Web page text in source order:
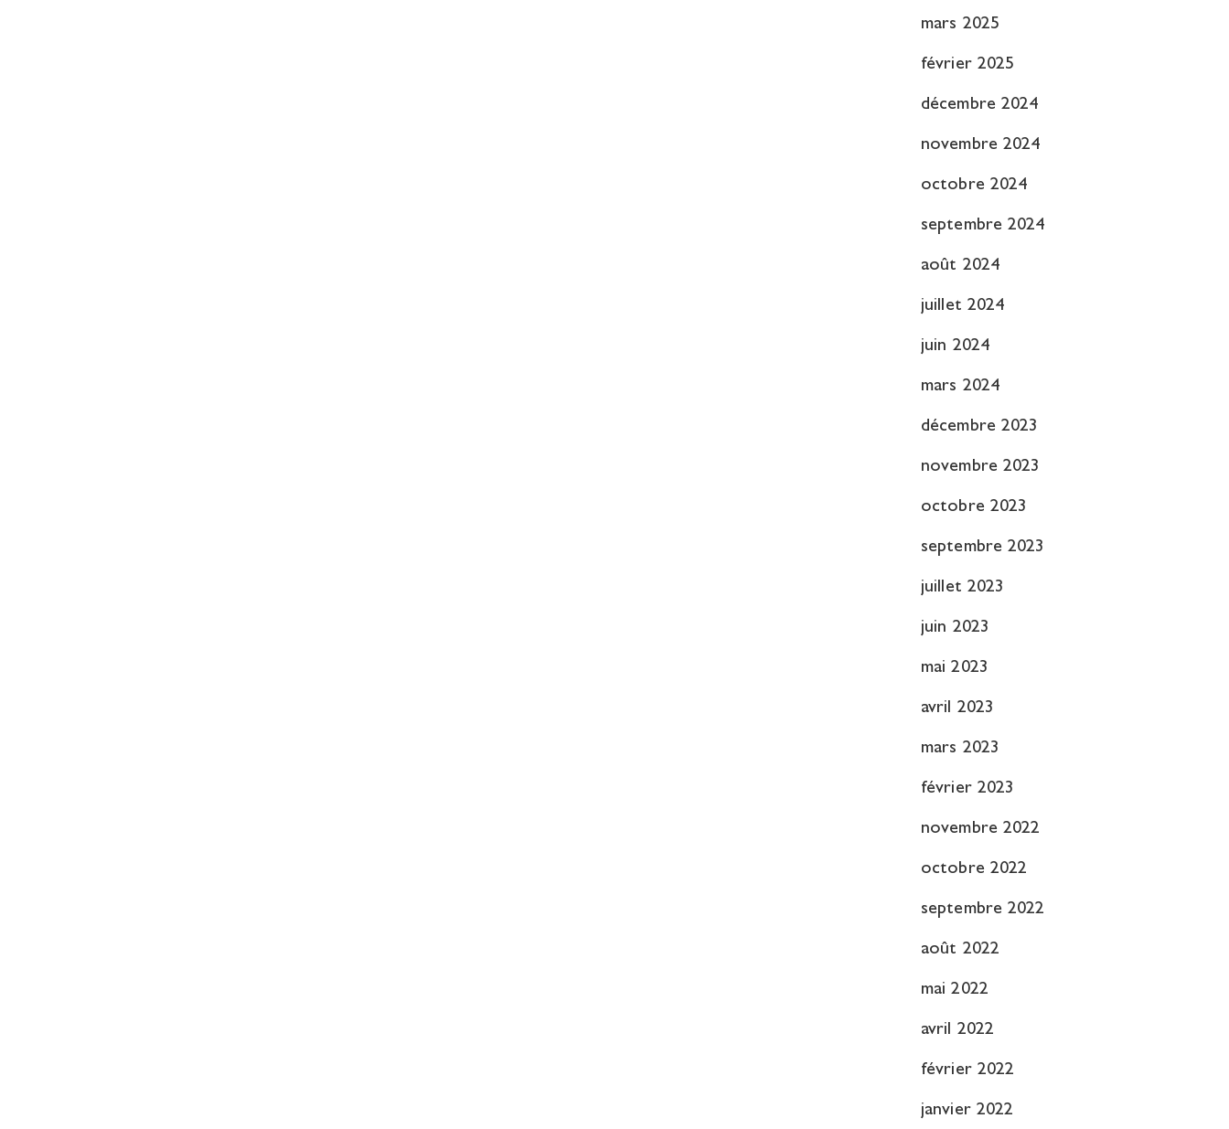
mars 2025
février 2025
décembre 2024
novembre 2024
octobre 2024
septembre 2024
août 2024
juillet 2024
juin 2024
mars 2024
décembre 2023
novembre 2023
octobre 2023
septembre 2023
juillet 2023
juin 2023
mai 2023
avril 2023
mars 2023
février 2023
novembre 2022
octobre 2022
septembre 2022
août 2022
mai 2022
avril 2022
février 2022
janvier 2022